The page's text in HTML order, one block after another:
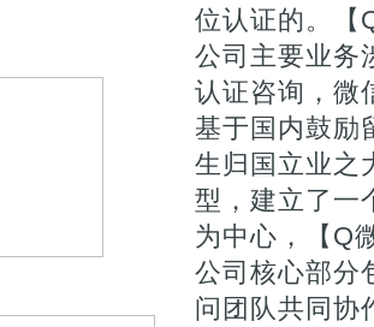
位认证的。【
公司主要业务
认证咨询，微
基于国内鼓励
生归国立业之
型，建立了一
为中心，【Q
公司核心部分
问团队共同协